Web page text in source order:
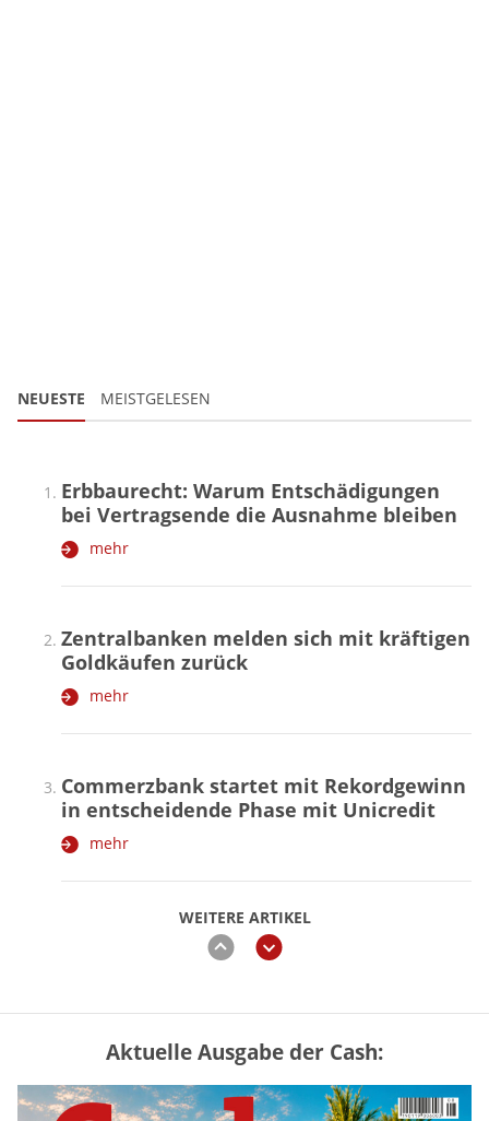
NEUESTE MEISTGELESEN
WEITERE ARTIKEL
zurückweiter
Erbbaurecht: Warum Entschädigungen
bei Vertragsende die Ausnahme bleiben
mehr
Zentralbanken melden sich mit kräftigen
Goldkäufen zurück
mehr
Commerzbank startet mit Rekordgewinn
in entscheidende Phase mit Unicredit
mehr
Mütterrente III Tabelle: So viel Renten-
Nachzahlung ist pro Kind möglich
mehr
Aktuelle Ausgabe der Cash: